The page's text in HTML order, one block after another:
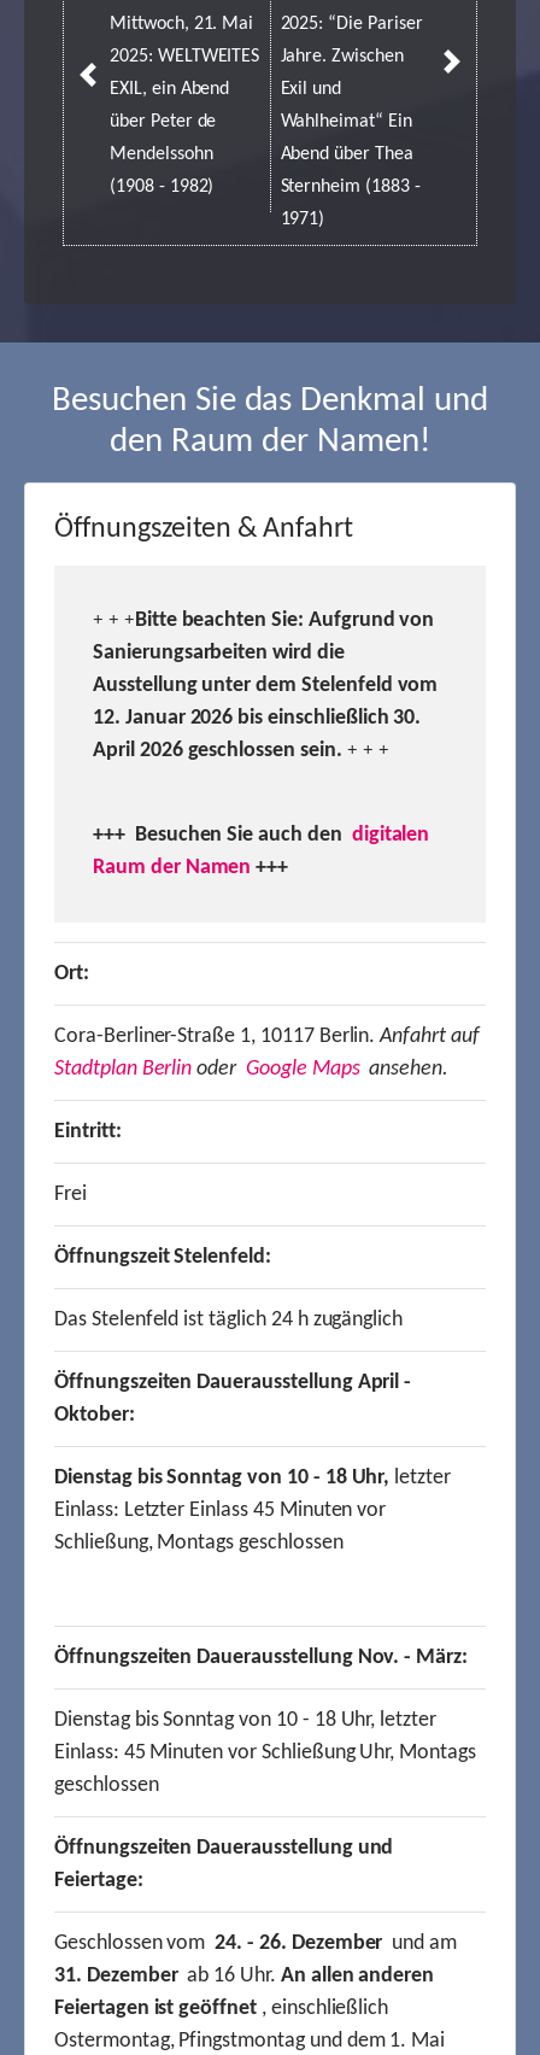
Mittwoch, 21. Mai
2025: WELTWEITES
EXIL, ein Abend
über Peter de
Mendelssohn
(1908 - 1982)
2025: “Die Pariser
Jahre. Zwischen
Exil und
Wahlheimat“ Ein
Abend über Thea
Sternheim (1883 -
1971)
Besuchen Sie das Denkmal und
den Raum der Namen!
Öffnungszeiten & Anfahrt
+ + +Bitte beachten Sie: Aufgrund von
Sanierungsarbeiten wird die
Ausstellung unter dem Stelenfeld vom
12. Januar 2026 bis einschließlich 30.
April 2026 geschlossen sein. + + +
+++ Besuchen Sie auch den digitalen
Raum der Namen +++
Ort:
Cora-Berliner-Straße 1, 10117 Berlin.Anfahrt auf
Stadtplan Berlin oder Google Mapsansehen.
Eintritt:
Frei
Öffnungszeit Stelenfeld:
Das Stelenfeld ist täglich 24 h zugänglich
Öffnungszeiten Dauerausstellung April -
Oktober:
Dienstag bis Sonntag von 10 - 18 Uhr, letzter
Einlass: Letzter Einlass 45 Minuten vor
Schließung, Montags geschlossen
Öffnungszeiten Dauerausstellung Nov. - März:
Dienstag bis Sonntag von 10 - 18 Uhr, letzter
Einlass: 45 Minuten vor Schließung Uhr, Montags
geschlossen
Öffnungszeiten Dauerausstellung und
Feiertage:
Geschlossen vom24. - 26. Dezember und am
31. Dezemberab 16 Uhr. An allen anderen
Feiertagen ist geöffnet, einschließlich
Ostermontag, Pfingstmontag und dem 1. Mai